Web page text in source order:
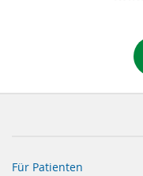
Für Patienten